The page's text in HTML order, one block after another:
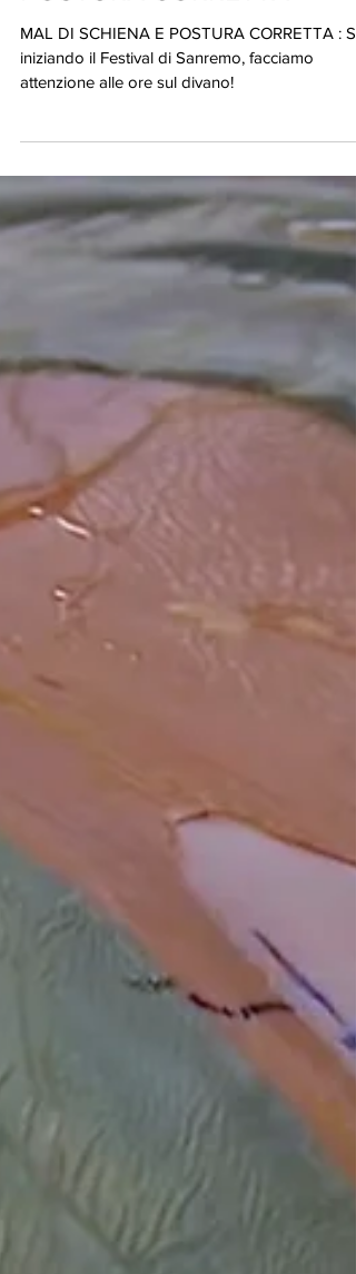
SCHIENA E IL NOSTRO
COLLO - MANTENIAMO
MAL DI SCHIENA E POSTURA CORRETTA :
attenzione alle ore sul divano!